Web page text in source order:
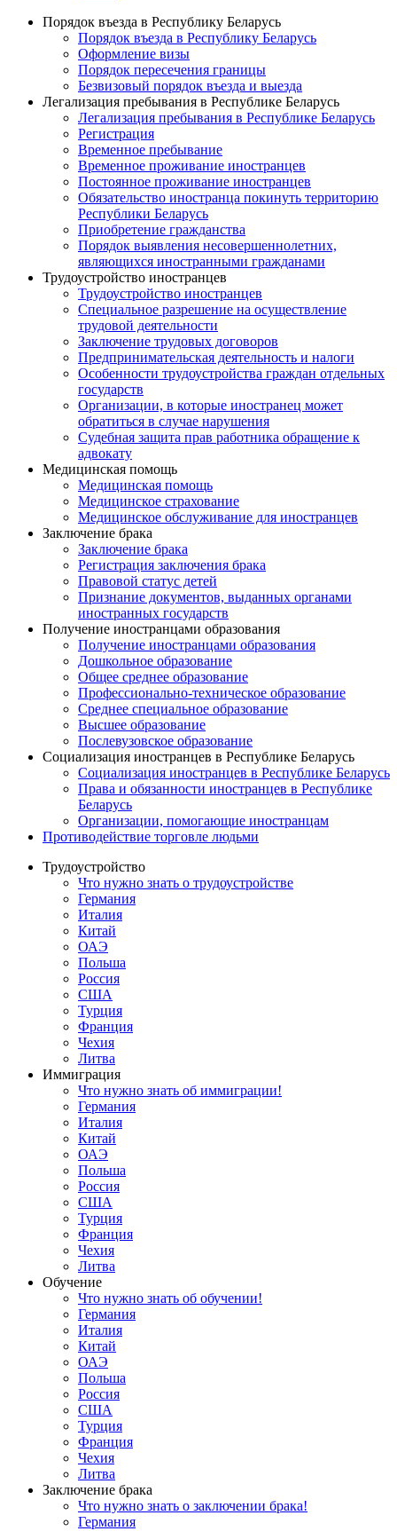
Порядок въезда в Республику Беларусь
Порядок въезда в Республику Беларусь
Оформление визы
Порядок пересечения границы
Безвизовый порядок въезда и выезда
Легализация пребывания в Республике Беларусь
Легализация пребывания в Республике Беларусь
Регистрация
Временное пребывание
Временное проживание иностранцев
Постоянное проживание иностранцев
Обязательство иностранца покинуть территорию
Республики Беларусь
Приобретение гражданства
Порядок выявления несовершеннолетних,
являющихся иностранными гражданами
Трудоустройство иностранцев
Трудоустройство иностранцев
Специальное разрешение на осуществление
трудовой деятельности
Заключение трудовых договоров
Предпринимательская деятельность и налоги
Особенности трудоустройства граждан отдельных
государств
Организации, в которые иностранец может
обратиться в случае нарушения
Судебная защита прав работника обращение к
адвокату
Медицинская помощь
Медицинская помощь
Медицинское страхование
Медицинское обслуживание для иностранцев
Заключение брака
Заключение брака
Регистрация заключения брака
Правовой статус детей
Признание документов, выданных органами
иностранных государств
Получение иностранцами образования
Получение иностранцами образования
Дошкольное образование
Общее среднее образование
Профессионально-техническое образование
Среднее специальное образование
Высшее образование
Послевузовское образование
Социализация иностранцев в Республике Беларусь
Социализация иностранцев в Республике Беларусь
Права и обязанности иностранцев в Республике
Беларусь
Oрганизации, помогающие иностранцам
Противодействие торговле людьми
Трудоустройство
Что нужно знать о трудоустройстве
Германия
Италия
Китай
ОАЭ
Польша
Россия
США
Турция
Франция
Чехия
Литва
Иммиграция
Что нужно знать об иммиграции!
Германия
Италия
Китай
ОАЭ
Польша
Россия
США
Турция
Франция
Чехия
Литва
Обучение
Что нужно знать об обучении!
Германия
Италия
Китай
ОАЭ
Польша
Россия
США
Турция
Франция
Чехия
Литва
Заключение брака
Что нужно знать о заключении брака!
Германия